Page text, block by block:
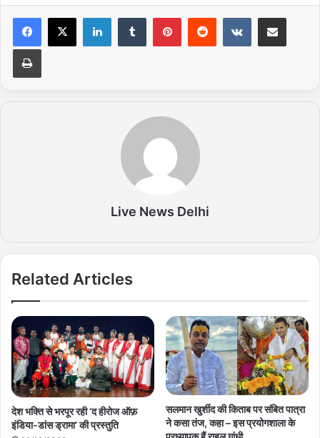
Live News Delhi
Related Articles
देश भक्ति से भरपूर रही ‘द हीरोज ऑफ़
इंडिया-डांस ड्रामा’ की प्रस्तुति
सलमान खुर्शीद की किताब पर संबित पात्रा
ने कसा तंज, कहा – इस प्रयोगशाला के